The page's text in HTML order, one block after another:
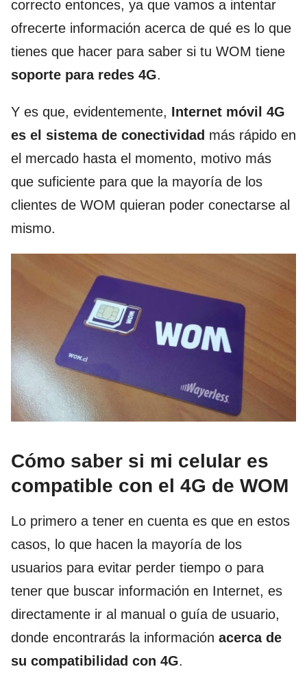
correcto entonces, ya que vamos a intentar
ofrecerte información acerca de qué es lo que
tienes que hacer para saber si tu WOM tiene
soporte para redes 4G.
Y es que, evidentemente, Internet móvil 4G
es el sistema de conectividad más rápido en
el mercado hasta el momento, motivo más
que suficiente para que la mayoría de los
clientes de WOM quieran poder conectarse al
mismo.
Cómo saber si mi celular es
compatible con el 4G de WOM
Lo primero a tener en cuenta es que en estos
casos, lo que hacen la mayoría de los
usuarios para evitar perder tiempo o para
tener que buscar información en Internet, es
directamente ir al manual o guía de usuario,
donde encontrarás la información acerca de
su compatibilidad con 4G.